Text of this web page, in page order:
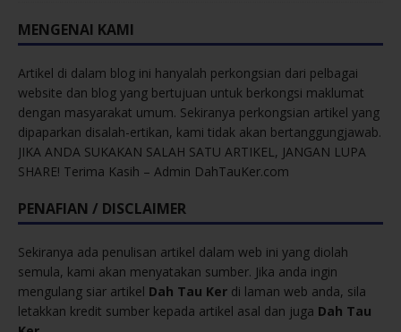
MENGENAI KAMI
Artikel di dalam blog ini hanyalah perkongsian dari pelbagai
website dan blog yang bertujuan untuk berkongsi maklumat
dengan masyarakat umum. Sekiranya perkongsian artikel yang
dipaparkan disalah-ertikan, kami tidak akan bertanggungjawab.
JIKA ANDA SUKAKAN SALAH SATU ARTIKEL, JANGAN LUPA
SHARE! Terima Kasih – Admin DahTauKer.com
PENAFIAN / DISCLAIMER
Sekiranya ada penulisan artikel dalam web ini yang diolah
semula, kami akan menyatakan sumber. Jika anda ingin
mengulang siar artikel Dah Tau Ker di laman web anda, sila
letakkan kredit sumber kepada artikel asal dan juga Dah Tau